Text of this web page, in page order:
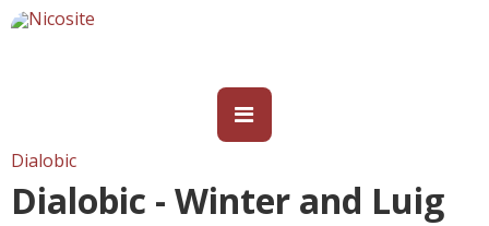
Dialobic
Dialobic - Winter and Luig